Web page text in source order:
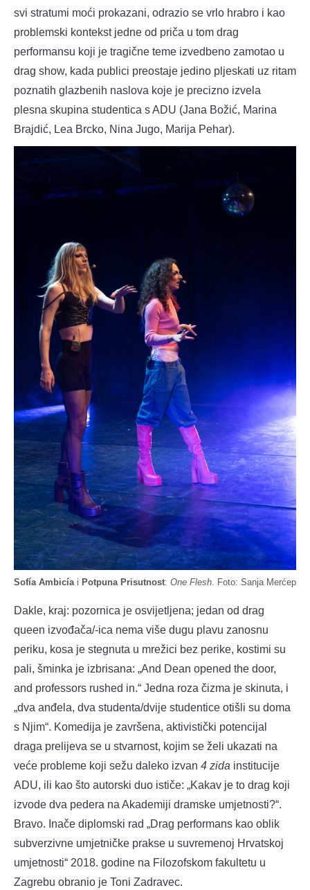
svi stratumi moći prokazani, odrazio se vrlo hrabro i kao
problemski kontekst jedne od priča u tom drag
performansu koji je tragične teme izvedbeno zamotao u
drag show, kada publici preostaje jedino pljeskati uz ritam
poznatih glazbenih naslova koje je precizno izvela
plesna skupina studentica s ADU (Jana Božić, Marina
Brajdić, Lea Brcko, Nina Jugo, Marija Pehar).
Sofía Ambicíai Potpuna Prisutnost: One Flesh. Foto: Sanja Merćep
Dakle, kraj: pozornica je osvijetljena; jedan od drag
queen izvođača/-ica nema više dugu plavu zanosnu
periku, kosa je stegnuta u mrežici bez perike, kostimi su
pali, šminka je izbrisana: „And Dean opened the door,
and professors rushed in.“ Jedna roza čizma je skinuta, i
„dva anđela, dva studenta/dvije studentice otišli su doma
s Njim“. Komedija je završena, aktivistički potencijal
draga prelijeva se u stvarnost, kojim se želi ukazati na
veće probleme koji sežu daleko izvan 4 zida institucije
ADU, ili kao što autorski duo ističe: „Kakav je to drag koji
izvode dva pedera na Akademiji dramske umjetnosti?“.
Bravo. Inače diplomski rad „Drag performans kao oblik
subverzivne umjetničke prakse u suvremenoj Hrvatskoj
umjetnosti“ 2018. godine na Filozofskom fakultetu u
Zagrebu obranio je Toni Zadravec.